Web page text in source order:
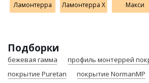
Ламонтерра Ламонтерра X Макси
Подборки
бежевая гамма
профиль монтеррей
покрытие Puretan
покрытие NormanMP